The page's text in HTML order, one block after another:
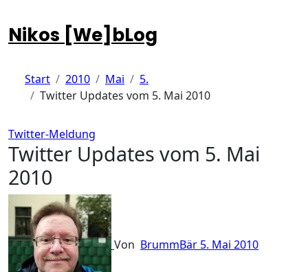
Inhalt
springen
Nikos [We]bLog
Start 2010 Mai
5.
Twitter Updates vom 5. Mai 2010
Twitter-Meldung
Twitter Updates vom 5. Mai
2010
Von BrummBär 5. Mai 2010